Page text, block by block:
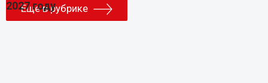
Еще в рубрике